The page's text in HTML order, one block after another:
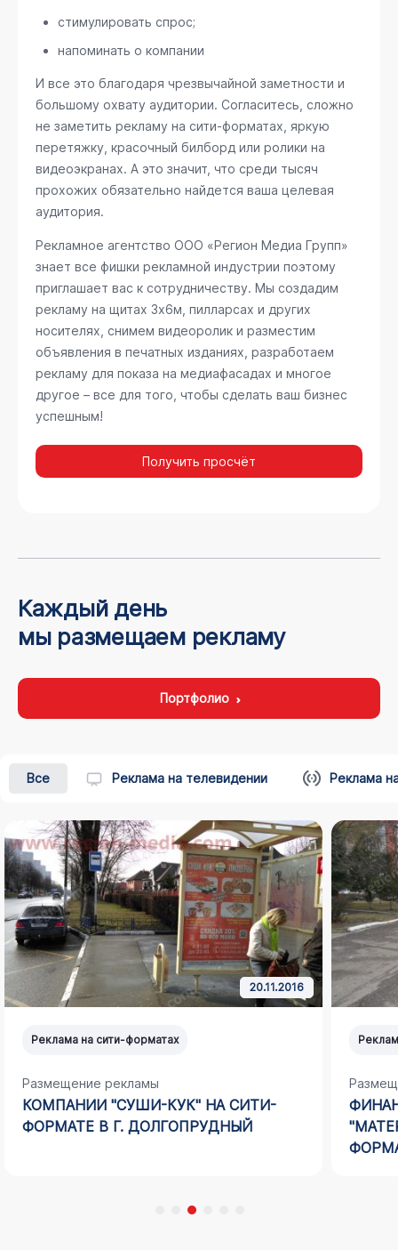
стимулировать спрос;
напоминать о компании
И все это благодаря чрезвычайной заметности и
большому охвату аудитории. Согласитесь, сложно
не заметить рекламу на сити-форматах, яркую
перетяжку, красочный билборд или ролики на
видеоэкранах. А это значит, что среди тысяч
прохожих обязательно найдется ваша целевая
аудитория.
Рекламное агентство ООО «Регион Медиа Групп»
знает все фишки рекламной индустрии поэтому
приглашает вас к сотрудничеству. Мы создадим
рекламу на щитах 3х6м, пилларсах и других
носителях, снимем видеоролик и разместим
объявления в печатных изданиях, разработаем
рекламу для показа на медиафасадах и многое
другое – все для того, чтобы сделать ваш бизнес
успешным!
Получить просчёт
Каждый день
мы размещаем рекламу
Портфолио
Все Реклама на телевидении Реклама
20.11.2016
Реклама на сити-форматах
Размещение рекламы
КОМПАНИИ "СУШИ-КУК" НА СИТИ-
ФОРМАТЕ В Г. ДОЛГОПРУДНЫЙ